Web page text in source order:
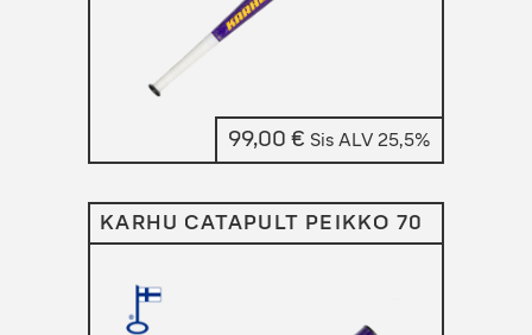
99,00 € Sis ALV 25,5%
KARHU CATAPULT PEIKKO 70